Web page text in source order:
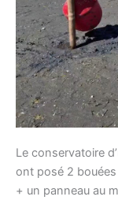
Le conservatoire
ont posé 2
+ un panneau au